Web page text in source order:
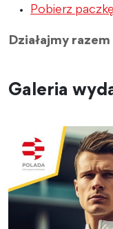
Pobierz
Działajmy
Galeria